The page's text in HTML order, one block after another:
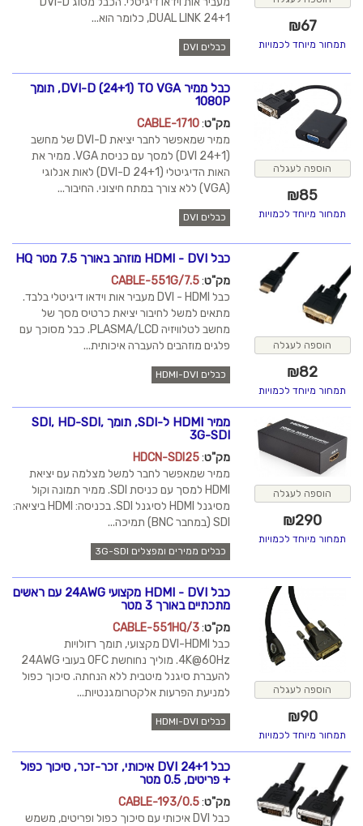
₪67
תמחור מיוחד לכמויות
DUAL LINK 24+1, כלומר הוא...
כבלים DVI
הוספה לעגלה
₪85
תמחור מיוחד לכמויות
כבל ממיר DVI-D (24+1) TO VGA, תומך
1080P
מק"ט:
CABLE-1710
ממיר שמאפשר לחבר יציאת DVI-D של מחשב
(DVI 24+1) למסך עם כניסת VGA. ממיר את
האות הדיגיטלי (24+1 DVI-D) לאות אנלוגי
(VGA) ללא צורך במתח חיצוני. החיבור...
כבלים DVI
הוספה לעגלה
₪82
תמחור מיוחד לכמויות
כבל HDMI - DVI מוזהב באורך 7.5 מטר HQ
מק"ט:
CABLE-551G/7.5
כבל DVI - HDMI מעביר אות וידאו דיגיטלי בלבד.
מתאים למשל לחיבור יציאת כרטיס מסך של
מחשב לטלוויזיה PLASMA/LCD. כבל מסוכך עם
פלגים מוזהבים להעברה איכותית...
כבלים HDMI-DVI
הוספה לעגלה
₪290
תמחור מיוחד לכמויות
ממיר HDMI ל-SDI, תומך SDI, HD-SDI,
3G-SDI
מק"ט:
HDCN-SDI25
ממיר שמאפשר לחבר למשל מצלמה עם יציאת
HDMI למסך עם כניסת SDI. ממיר תמונה וקול
מסיגנל HDMI לסיגנל SDI. בכניסה: HDMI ביציאה:
SDI (במחבר BNC) תמיכה...
כבלים ממירים ומפצלים 3G-SDI
הוספה לעגלה
₪90
תמחור מיוחד לכמויות
כבל HDMI - DVI מקצועי 24AWG עם ראשים
מתכתיים באורך 3 מטר
מק"ט:
CABLE-551HQ/3
כבל DVI-HDMI מקצועי, תומך רזולויות
4K@60Hz. מוליך נחוחשת OFC בעובי 24AWG
להעברת סיגנל מיטבית ללא הנחתה. סיכוך כפול
למניעת הפרעות אלקטרומגנטיות...
כבלים HDMI-DVI
כבל DVI 24+1 איכותי, זכר-זכר, סיכוך כפול
+ פריטים, 0.5 מטר
מק"ט:
CABLE-193/0.5
כבל DVI איכותי עם סיכוך כפול ופריטים, משמש